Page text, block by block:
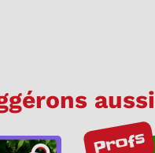
aussi
Profs